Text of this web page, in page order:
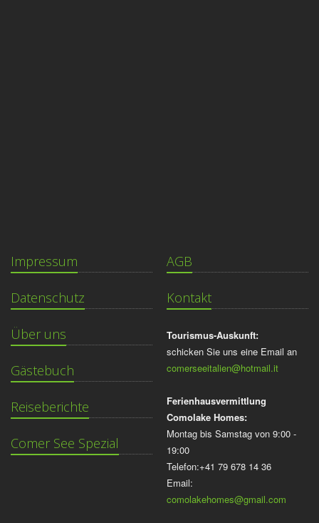
Impressum
Datenschutz
Über uns
Gästebuch
Reiseberichte
Comer See Spezial
AGB
Kontakt
Tourismus-Auskunft:
schicken Sie uns eine Email an
comerseeitalien@hotmail.it
Ferienhausvermittlung
Comolake Homes:
Montag bis Samstag von 9:00 -
19:00
Telefon:+41 79 678 14 36
Email:
comolakehomes@gmail.com